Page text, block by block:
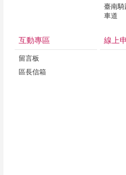
臺南
車道
互動專區
留言板
區長信箱
線上